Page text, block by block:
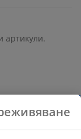
артикули.